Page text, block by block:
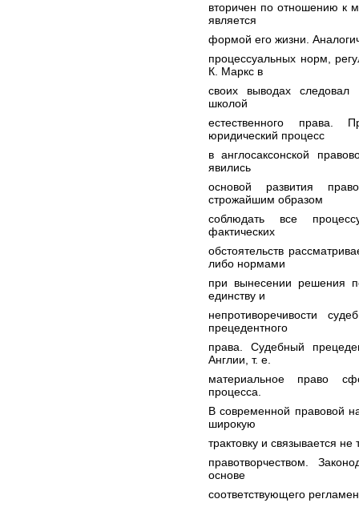
вторичен по отношению к
является
формой его жизни.
процессуальных норм,
К. Маркс в
своих выводах следовал
школой
естественного права.
юридический процесс
в англосаксонской
явились
основой развития
строжайшим образом
соблюдать все
фактических
обстоятельств
либо нормами
при вынесении решения
единству и
непротиворечивости
прецедентного
права. Судебный
Англии, т. е.
материальное право
процесса.
В современной правовой
широкую
трактовку и связывается
правотворчеством.
основе
соответствующего